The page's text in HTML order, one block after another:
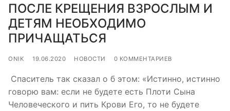
ПОСЛЕ КРЕЩЕНИЯ ВЗРОСЛЫМ И
ДЕТЯМ НЕОБХОДИМО
ПРИЧАЩАТЬСЯ
ONIK 19.06.2020 НОВОСТИ 0 КОММЕНТАРИЕВ
Спаситель так сказал о б этом: «Истинно, истинно
говорю вам: если не будете есть Плоти Сына
Человеческого и пить Крови Его, то не будете